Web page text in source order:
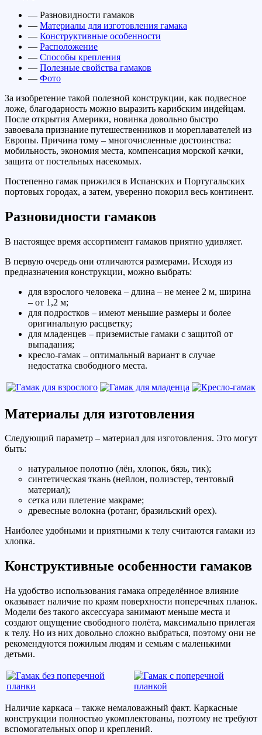
— Разновидности гамаков
— Материалы для изготовления гамака
— Конструктивные особенности
— Расположение
— Способы крепления
— Полезные свойства гамаков
— Фото
За изобретение такой полезной конструкции, как подвесное
ложе, благодарность можно выразить карибским индейцам.
После открытия Америки, новинка довольно быстро
завоевала признание путешественников и мореплавателей из
Европы. Причина тому – многочисленные достоинства:
мобильность, экономия места, компенсация морской качки,
защита от постельных насекомых.
Постепенно гамак прижился в Испанских и Португальских
портовых городах, а затем, уверенно покорил весь континент.
Разновидности гамаков
В настоящее время ассортимент гамаков приятно удивляет.
В первую очередь они отличаются размерами. Исходя из
предназначения конструкции, можно выбрать:
для взрослого человека – длина – не менее 2 м, ширина
– от 1,2 м;
для подростков – имеют меньшие размеры и более
оригинальную расцветку;
для младенцев – приземистые гамаки с защитой от
выпадания;
кресло-гамак – оптимальный вариант в случае
недостатка свободного места.
Материалы для изготовления
Следующий параметр – материал для изготовления. Это могут
быть:
натуральное полотно (лён, хлопок, бязь, тик);
синтетическая ткань (нейлон, полиэстер, тентовый
материал);
сетка или плетение макраме;
древесные волокна (ротанг, бразильский орех).
Наиболее удобными и приятными к телу считаются гамаки из
хлопка.
Конструктивные особенности гамаков
На удобство использования гамака определённое влияние
оказывает наличие по краям поверхности поперечных планок.
Модели без такого аксессуара занимают меньше места и
создают ощущение свободного полёта, максимально прилегая
к телу. Но из них довольно сложно выбраться, поэтому они не
рекомендуются пожилым людям и семьям с маленькими
детьми.
Наличие каркаса – также немаловажный факт. Каркасные
конструкции полностью укомплектованы, поэтому не требуют
вспомогательных опор и креплений.